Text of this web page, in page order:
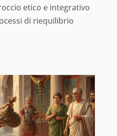
etico e integrativo
di riequilibrio